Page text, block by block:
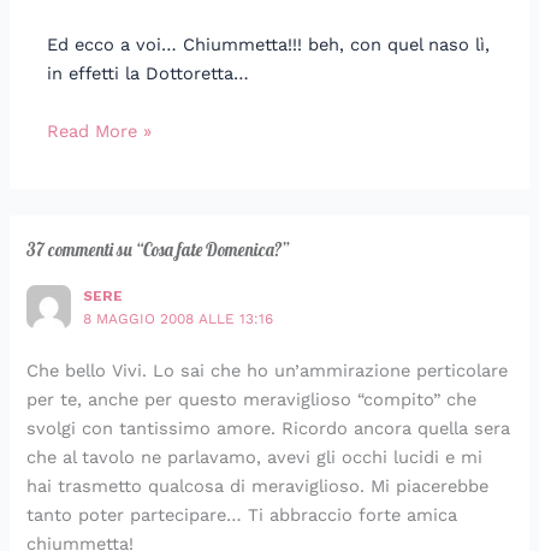
Ed ecco a voi… Chiummetta!!! beh, con quel naso lì,
in effetti la Dottoretta…
Read More »
37 commenti su “Cosa fate Domenica?”
SERE
8 MAGGIO 2008 ALLE 13:16
Che bello Vivi. Lo sai che ho un’ammirazione perticolare
per te, anche per questo meraviglioso “compito” che
svolgi con tantissimo amore. Ricordo ancora quella sera
che al tavolo ne parlavamo, avevi gli occhi lucidi e mi
hai trasmetto qualcosa di meraviglioso. Mi piacerebbe
tanto poter partecipare… Ti abbraccio forte amica
chiummetta!